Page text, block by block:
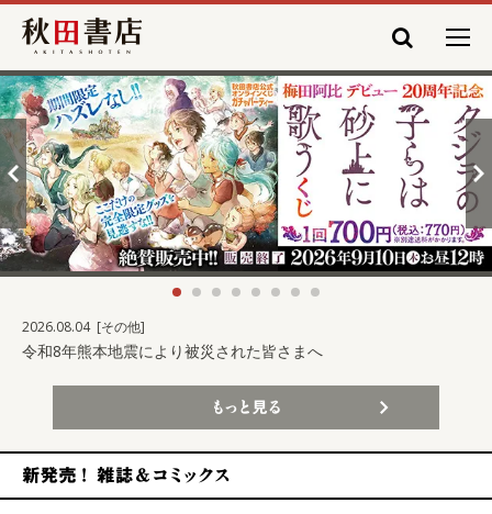
秋田書店
戻る 進む
2026.08.04 [その他]
令和8年熊本地震により被災された皆さまへ